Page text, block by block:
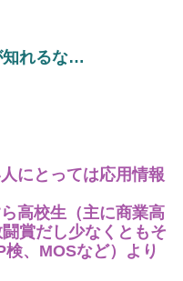
知れるな…
にとっては応用情報
高校生（主に商業高
賞だし少なくともそ
、MOSなど）より